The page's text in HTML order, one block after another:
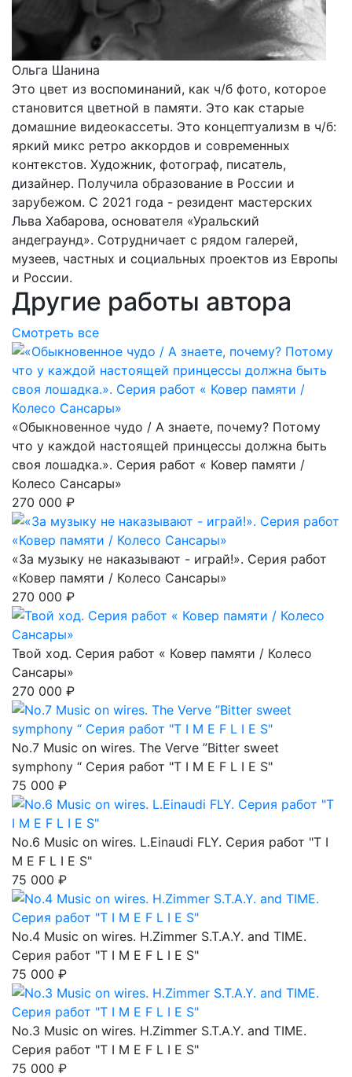
Ольга Шанина
Это цвет из воспоминаний, как ч/б фото, которое
становится цветной в памяти. Это как старые
домашние видеокассеты. Это концептуализм в ч/б:
яркий микс ретро аккордов и современных
контекстов. Художник, фотограф, писатель,
дизайнер. Получила образование в России и
зарубежом. С 2021 года - резидент мастерских
Льва Хабарова, основателя «Уральский
андеграунд». Сотрудничает с рядом галерей,
музеев, частных и социальных проектов из Европы
и России.
Другие работы автора
Смотреть все
«Обыкновенное чудо / А знаете, почему? Потому
что у каждой настоящей принцессы должна быть
своя лошадка.». Серия работ « Ковер памяти /
Колесо Сансары»
270 000 ₽
«За музыку не наказывают - играй!». Серия работ
«Ковер памяти / Колесо Сансары»
270 000 ₽
Твой ход. Серия работ « Ковер памяти / Колесо
Сансары»
270 000 ₽
No.7 Music on wires. The Verve ”Bitter sweet
symphony “ Серия работ "T I M E F L I E S"
75 000 ₽
No.6 Music on wires. L.Einaudi FLY. Серия работ "T I
M E F L I E S"
75 000 ₽
No.4 Music on wires. H.Zimmer S.T.A.Y. and TIME.
Серия работ "T I M E F L I E S"
75 000 ₽
No.3 Music on wires. H.Zimmer S.T.A.Y. and TIME.
Серия работ "T I M E F L I E S"
75 000 ₽